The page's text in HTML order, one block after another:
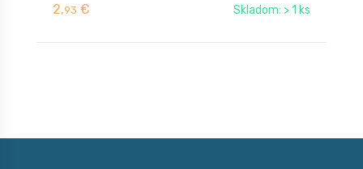
2,93 € Skladom: > 1 ks